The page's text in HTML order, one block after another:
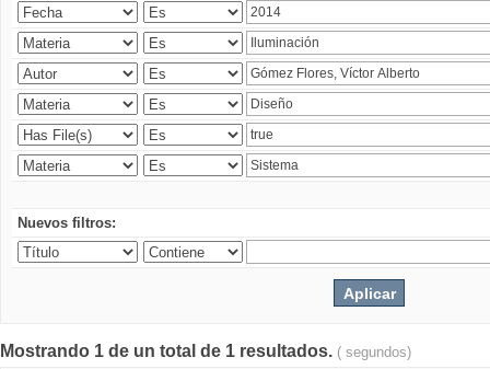
Nuevos filtros:
Mostrando 1 de un total de 1 resultados. ( segundos)